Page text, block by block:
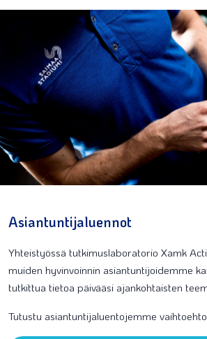
Asiantuntijaluennot
Yhteistyössä tutkimuslaboratorio Xamk
muiden hyvinvoinnin asiantuntijoidemme
tutkittua tietoa päivääsi ajankohtaisten
Tutustu asiantuntijaluentojemme